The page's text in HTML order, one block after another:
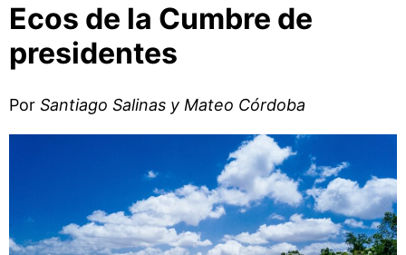
Ecos de la Cumbre de
presidentes
Por Santiago Salinas y Mateo Córdoba